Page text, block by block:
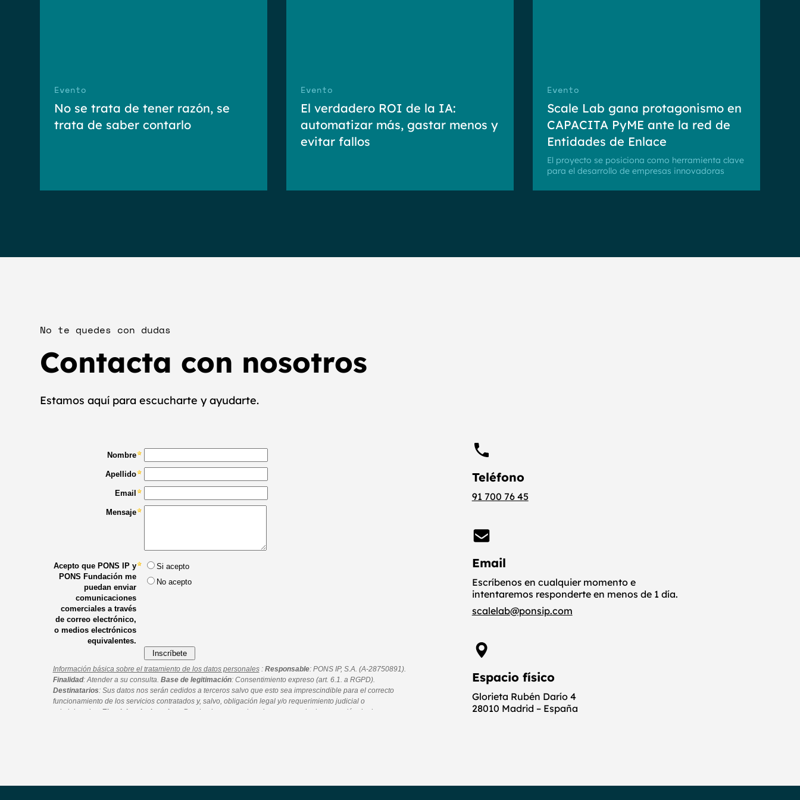
Evento
No se trata de tener razón, se
trata de saber contarlo
Evento
El verdadero ROI de la IA:
automatizar más, gastar menos y
evitar fallos
Evento
Scale Lab gana protagonismo en
CAPACITA PyME ante la red de
Entidades de Enlace
El proyecto se posiciona como herramienta clave
para el desarrollo de empresas innovadoras
No te quedes con dudas
Contacta con nosotros
Estamos aquí para escucharte y ayudarte.
Teléfono
91 700 76 45
Email
Escríbenos en cualquier momento e
intentaremos responderte en menos de 1 día.
scalelab@ponsip.com
Espacio físico
Glorieta Rubén Darío 4
28010 Madrid – España